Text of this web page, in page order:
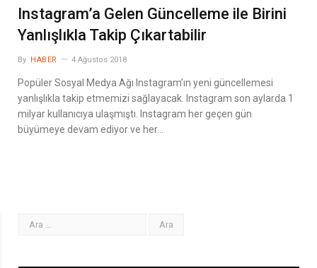
Instagram’a Gelen Güncelleme ile Birini
Yanlışlıkla Takip Çıkartabilir
By HABER 4 Ağustos 2018
Popüler Sosyal Medya Ağı Instagram’ın yeni güncellemesi
yanlışlıkla takip etmemizi sağlayacak. Instagram son aylarda 1
milyar kullanıcıya ulaşmıştı. Instagram her geçen gün
büyümeye devam ediyor ve her…